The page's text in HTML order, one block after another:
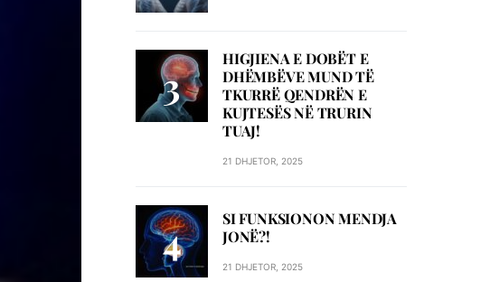
HIGJIENA E DOBËT E
DHËMBËVE MUND TË
TKURRË QENDRËN E
KUJTESËS NË TRURIN
TUAJ!
21 DHJETOR, 2025
SI FUNKSIONON MENDJA
JONË?!
21 DHJETOR, 2025